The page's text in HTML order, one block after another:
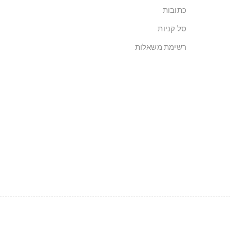
כתובות
סל קניות
רשימת משאלות